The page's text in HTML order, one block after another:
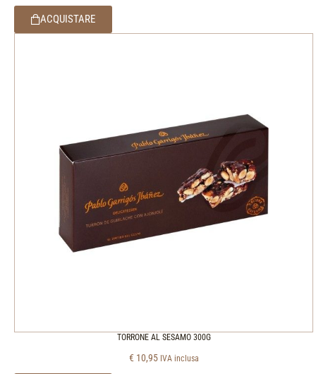
ACQUISTARE
TORRONE AL SESAMO 300G
€ 10,95 IVA inclusa